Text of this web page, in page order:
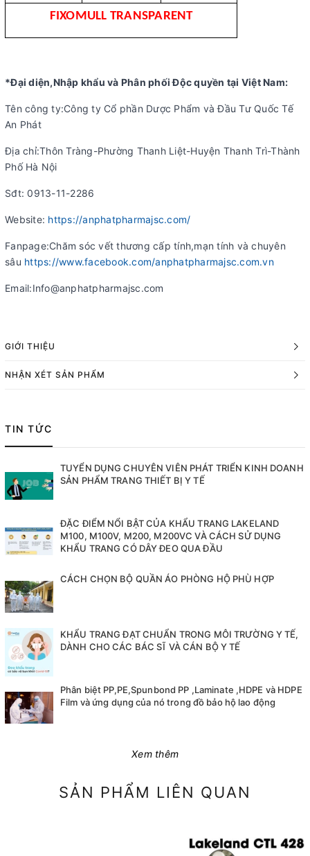
FIXOMULL TRANSPARENT
*Đại diện,Nhập khẩu và Phân phối Độc quyền tại Việt Nam:
Tên công ty:Công ty Cổ phần Dược Phẩm và Đầu Tư Quốc Tế
An Phát
Địa chỉ:Thôn Tràng-Phường Thanh Liệt-Huyện Thanh Trì-Thành
Phố Hà Nội
Sđt: 0913-11-2286
Website: https://anphatpharmajsc.com/
Fanpage:Chăm sóc vết thương cấp tính,mạn tính và chuyên
sâu https://www.facebook.com/anphatpharmajsc.com.vn
Email:Info@anphatpharmajsc.com
GIỚI THIỆU
NHẬN XÉT SẢN PHẨM
TIN TỨC
TUYỂN DỤNG CHUYÊN VIÊN PHÁT TRIỂN KINH DOANH
SẢN PHẨM TRANG THIẾT BỊ Y TẾ
ĐẶC ĐIỂM NỔI BẬT CỦA KHẨU TRANG LAKELAND
M100, M100V, M200, M200VC VÀ CÁCH SỬ DỤNG
KHẨU TRANG CÓ DÂY ĐEO QUA ĐẦU
CÁCH CHỌN BỘ QUẦN ÁO PHÒNG HỘ PHÙ HỢP
KHẨU TRANG ĐẠT CHUẨN TRONG MÔI TRƯỜNG Y TẾ,
DÀNH CHO CÁC BÁC SĨ VÀ CÁN BỘ Y TẾ
Phân biệt PP,PE,Spunbond PP ,Laminate ,HDPE và HDPE
Film và ứng dụng của nó trong đồ bảo hộ lao động
Xem thêm
SẢN PHẨM LIÊN QUAN